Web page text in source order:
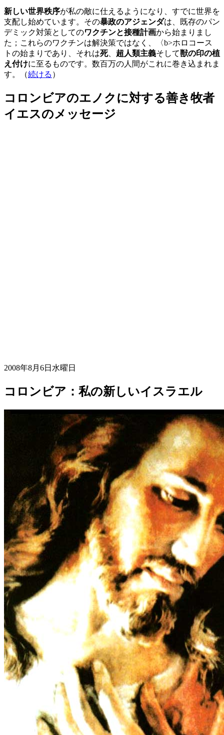
新しい世界秩序が私の敵に仕えるようになり、すでに世界を
支配し始めています。その暴政のアジェンダは、既存のパン
デミック対策としてのワクチンと接種計画から始まりまし
た；これらのワクチンは解決策ではなく、〈b>ホロコース
トの始まりであり、それは死、 超人類主義そして獣の印の植
え付けに至るものです。数百万の人間がこれに巻き込まれま
す。（続ける ）
コロンビアのエノクに対する善き牧者
イエスのメッセージ
2008年8月6日水曜日
コロンビア：私の新しいイスラエル